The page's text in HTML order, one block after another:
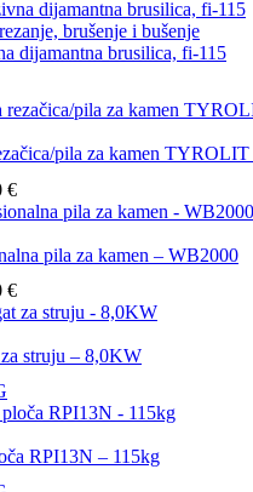
brušenje i bušenje
dijamantna brusilica, fi-115
pila za kamen
€
pila za kamen – WB2000
€
struju – 8,0KW
RPI13N – 115kg